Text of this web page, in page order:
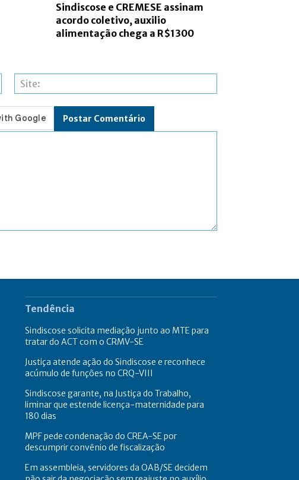
Sindiscose e CREMESE assinam
acordo coletivo, auxilio
alimentação chega a R$1300
mail:*
Tendência
Sindiscose solicita mediação junto ao MTE para
tratar do ACT com o CRMV-SE
Justiça atende ação do Sindiscose e reconhece
acúmulo de funções no CRQ-VIII
Sindiscose garante, na Justiça do Trabalho,
liminar que estende licença-maternidade para
180 dias
MPF pede condenação do CREA-SE por
descumprir convênio de fiscalização
Em assembleia, servidores da OAB/SE decidem